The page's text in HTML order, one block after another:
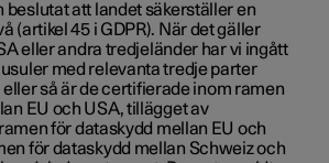
beslutat att landet säkerställer en
(artikel 45 i GDPR). När det gäller
eller andra tredjeländer har vi ingått
med relevanta tredje parter
eller så är de certifierade inom ramen
EU och USA, tillägget av
för dataskydd mellan EU och
för dataskydd mellan Schweiz och